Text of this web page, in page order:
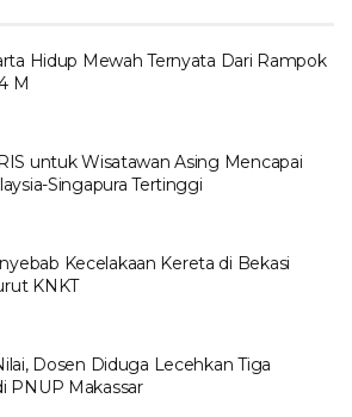
Hidup Mewah Ternyata Dari Rampok
M
untuk Wisatawan Asing Mencapai
Singapura Tertinggi
Kecelakaan Kereta di Bekasi
KNKT
Dosen Diduga Lecehkan Tiga
PNUP Makassar